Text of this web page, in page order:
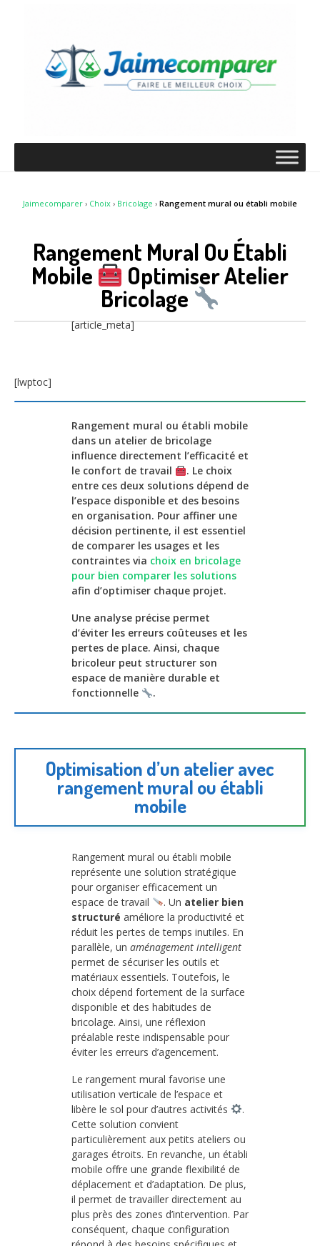
Jaimecomparer › Choix › Bricolage › Rangement mural ou établi mobile
Rangement Mural Ou Établi
Mobile
Optimiser Atelier
Bricolage
[article_meta]
[lwptoc]
Rangement mural ou établi mobile
dans un atelier de bricolage
influence directement l’efficacité et
le confort de travail
. Le choix
entre ces deux solutions dépend de
l’espace disponible et des besoins
en organisation. Pour affiner une
décision pertinente, il est essentiel
de comparer les usages et les
contraintes via choix en bricolage
pour bien comparer les solutions
afin d’optimiser chaque projet.
Une analyse précise permet
d’éviter les erreurs coûteuses et les
pertes de place. Ainsi, chaque
bricoleur peut structurer son
espace de manière durable et
fonctionnelle
.
Optimisation d’un atelier avec
rangement mural ou établi
mobile
Rangement mural ou établi mobile
représente une solution stratégique
pour organiser efficacement un
espace de travail
. Un atelier bien
structuré améliore la productivité et
réduit les pertes de temps inutiles. En
parallèle, un aménagement intelligent
permet de sécuriser les outils et
matériaux essentiels. Toutefois, le
choix dépend fortement de la surface
disponible et des habitudes de
bricolage. Ainsi, une réflexion
préalable reste indispensable pour
éviter les erreurs d’agencement.
Le rangement mural favorise une
utilisation verticale de l’espace et
libère le sol pour d’autres activités
.
Cette solution convient
particulièrement aux petits ateliers ou
garages étroits. En revanche, un établi
mobile offre une grande flexibilité de
déplacement et d’adaptation. De plus,
il permet de travailler directement au
plus près des zones d’intervention. Par
conséquent, chaque configuration